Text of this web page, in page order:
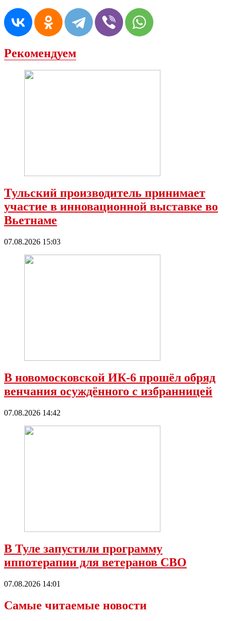
Рекомендуем
Тульский производитель принимает
участие в инновационной выставке во
Вьетнаме
07.08.2026 15:03
В новомосковской ИК-6 прошёл обряд
венчания осуждённого с избранницей
07.08.2026 14:42
В Туле запустили программу
иппотерапии для ветеранов СВО
07.08.2026 14:01
Самые читаемые новости